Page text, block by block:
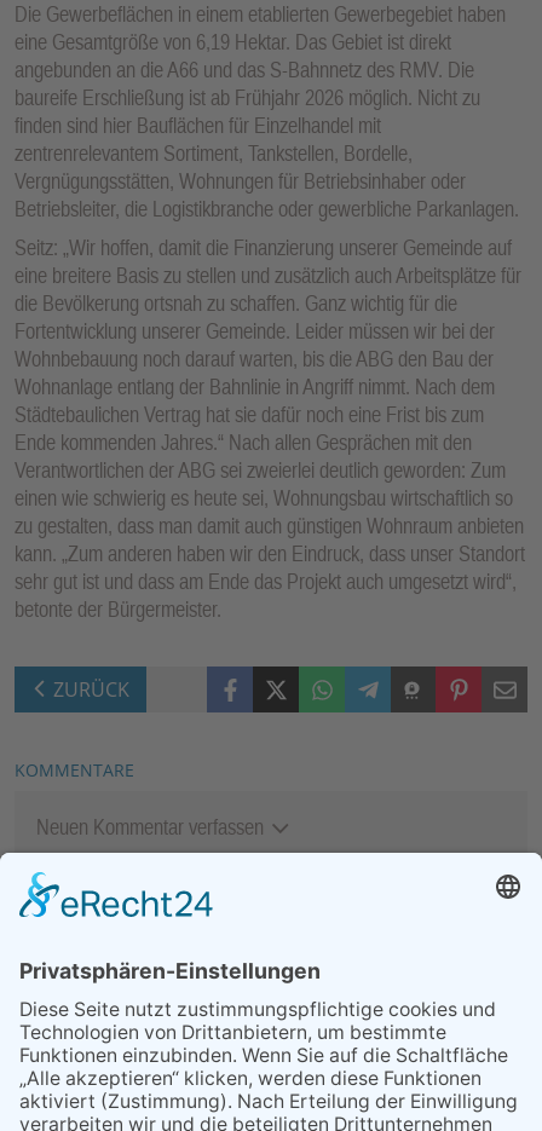
Die Gewerbeflächen in einem etablierten Gewerbegebiet haben
eine Gesamtgröße von 6,19 Hektar. Das Gebiet ist direkt
angebunden an die A66 und das S-Bahnnetz des RMV. Die
baureife Erschließung ist ab Frühjahr 2026 möglich. Nicht zu
finden sind hier Bauflächen für Einzelhandel mit
zentrenrelevantem Sortiment, Tankstellen, Bordelle,
Vergnügungsstätten, Wohnungen für Betriebsinhaber oder
Betriebsleiter, die Logistikbranche oder gewerbliche Parkanlagen.
Seitz: „Wir hoffen, damit die Finanzierung unserer Gemeinde auf
eine breitere Basis zu stellen und zusätzlich auch Arbeitsplätze für
die Bevölkerung ortsnah zu schaffen. Ganz wichtig für die
Fortentwicklung unserer Gemeinde. Leider müssen wir bei der
Wohnbebauung noch darauf warten, bis die ABG den Bau der
Wohnanlage entlang der Bahnlinie in Angriff nimmt. Nach dem
Städtebaulichen Vertrag hat sie dafür noch eine Frist bis zum
Ende kommenden Jahres.“ Nach allen Gesprächen mit den
Verantwortlichen der ABG sei zweierlei deutlich geworden: Zum
einen wie schwierig es heute sei, Wohnungsbau wirtschaftlich so
zu gestalten, dass man damit auch günstigen Wohnraum anbieten
kann. „Zum anderen haben wir den Eindruck, dass unser Standort
sehr gut ist und dass am Ende das Projekt auch umgesetzt wird“,
betonte der Bürgermeister.
ZURÜCK FacebookX (Twitter)WhatsAppTelegramThreemaPinterestMail
KOMMENTARE
Neuen Kommentar verfassen
MEIST GELESEN
06.08.2026
Second-Hand-Shopping for
Ladies – mehr als ein
Flohmarkt
07.08.2026
Regelmäßige
Veranstaltungen
06.08.2026
13. Folk- & Bluesfestival